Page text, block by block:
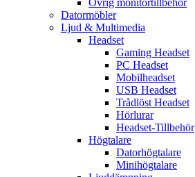
Övrig monitortillbehör
Datormöbler
Ljud & Multimedia
Headset
Gaming Headset
PC Headset
Mobilheadset
USB Headset
Trådlöst Headset
Hörlurar
Headset-Tillbehör
Högtalare
Datorhögtalare
Minihögtalare